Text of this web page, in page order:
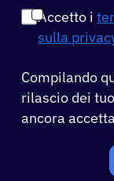
Accetto i
sulla
Compilando
rilascio dei
ancora